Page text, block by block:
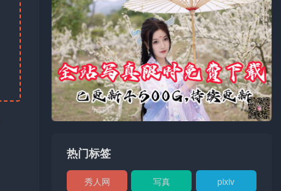
热门标签
秀人网
写真 pixiv